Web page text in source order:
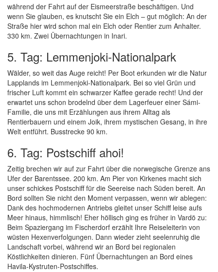
während der Fahrt auf der Eismeerstraße beschäftigen. Und
wenn Sie glauben, es knutscht Sie ein Elch – gut möglich: An der
Straße hier wird schon mal ein Elch oder Rentier zum Anhalter.
330 km. Zwei Übernachtungen in Inari.
5. Tag: Lemmenjoki-Nationalpark
Wälder, so weit das Auge reicht! Per Boot erkunden wir die Natur
Lapplands im Lemmenjoki-Nationalpark. Bei so viel Grün und
frischer Luft kommt ein schwarzer Kaffee gerade recht! Und der
erwartet uns schon brodelnd über dem Lagerfeuer einer Sámi-
Familie, die uns mit Erzählungen aus ihrem Alltag als
Rentierbauern und einem Joik, ihrem mystischen Gesang, in ihre
Welt entführt. Busstrecke 90 km.
6. Tag: Postschiff ahoi!
Zeitig brechen wir auf zur Fahrt über die norwegische Grenze ans
Ufer der Barentssee. 200 km. Am Pier von Kirkenes macht sich
unser schickes Postschiff für die Seereise nach Süden bereit. An
Bord sollten Sie nicht den Moment verpassen, wenn wir ablegen:
Dank des hochmodernen Antriebs gleitet unser Schiff leise aufs
Meer hinaus, himmlisch! Eher höllisch ging es früher in Vardö zu:
Beim Spaziergang im Fischerdorf erzählt Ihre Reiseleiterin von
wüsten Hexenverfolgungen. Dann wieder zieht seelenruhig die
Landschaft vorbei, während wir an Bord bei regionalen
Köstlichkeiten dinieren. Fünf Übernachtungen an Bord eines
Havila-Kystruten-Postschiffes.